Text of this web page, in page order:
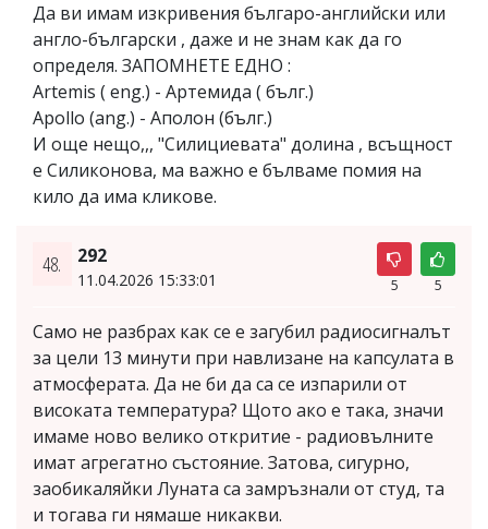
Да ви имам изкривения българо-английски или
англо-български , даже и не знам как да го
определя. ЗАПОМНЕТЕ ЕДНО :
Аrtemis ( еng.) - Артемида ( бълг.)
Apollo (ang.) - Аполон (бълг.)
И още нещо,,, "Силициевата" долина , всъщност
е Силиконова, ма важно е бълваме помия на
кило да има кликове.
48. 292
11.04.2026 15:33:01 5 5
Само не разбрах как се е загубил радиосигналът
за цели 13 минути при навлизане на капсулата в
атмосферата. Да не би да са се изпарили от
високата температура? Щото ако е така, значи
имаме ново велико откритие - радиовълните
имат агрегатно състояние. Затова, сигурно,
заобикаляйки Луната са замръзнали от студ, та
и тогава ги нямаше никакви.